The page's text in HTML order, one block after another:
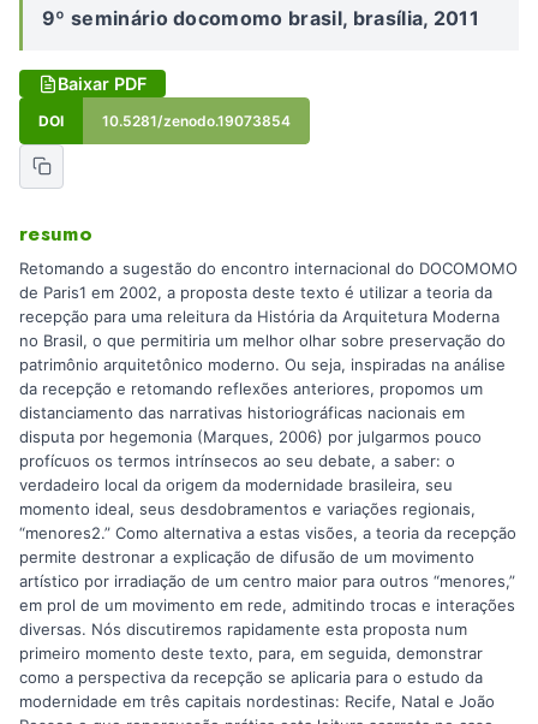
9º seminário docomomo brasil, brasília, 2011
Baixar PDF
DOI 10.5281/zenodo.19073854
resumo
Retomando a sugestão do encontro internacional do DOCOMOMO
de Paris1 em 2002, a proposta deste texto é utilizar a teoria da
recepção para uma releitura da História da Arquitetura Moderna
no Brasil, o que permitiria um melhor olhar sobre preservação do
patrimônio arquitetônico moderno. Ou seja, inspiradas na análise
da recepção e retomando reflexões anteriores, propomos um
distanciamento das narrativas historiográficas nacionais em
disputa por hegemonia (Marques, 2006) por julgarmos pouco
profícuos os termos intrínsecos ao seu debate, a saber: o
verdadeiro local da origem da modernidade brasileira, seu
momento ideal, seus desdobramentos e variações regionais,
“menores2.” Como alternativa a estas visões, a teoria da recepção
permite destronar a explicação de difusão de um movimento
artístico por irradiação de um centro maior para outros “menores,”
em prol de um movimento em rede, admitindo trocas e interações
diversas. Nós discutiremos rapidamente esta proposta num
primeiro momento deste texto, para, em seguida, demonstrar
como a perspectiva da recepção se aplicaria para o estudo da
modernidade em três capitais nordestinas: Recife, Natal e João